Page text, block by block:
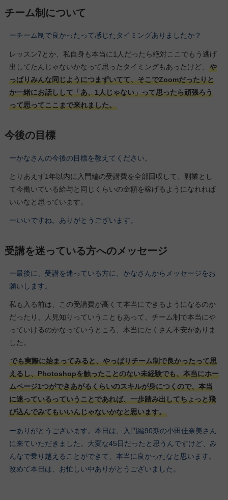
チーム制について
ーチーム制で良かったって感じたタイミングありましたか？
レッスン7とか、私自身も本当に1人だったら絶対ここでもう逃げ
出してたんじゃないかなって思ったタイミングもあったけど、
や
っぱりみんな同じようにつまずいてて、そこでZoomだったりと
か一緒にお話しして「あ、1人じゃない」って思ったら頑張ろう
って思ってここまで来れました。
今後の目標
ーかなさんの今後の目標を教えてください。
とりあえず1年以内に入門編の受講費を全部回収して、副業とし
て今働いている給与と同じくらいの金額を稼げるようになれれば
いいなと思っています。
ーいいですね。ありがとうございます。
受講を迷っている方へのメッセージ
ー最後に、受講を迷っている方に、かなさんからメッセージをお
願いします。
私も入る前は、この受講費が高くて本当にできるようになるのか
だったり、人見知りっていうこともあって、チーム制で本当にや
っていけるのかなっていうところ、本当にたくさん不安がありま
した。
でも実際に始まってみると、やっぱりチーム制で良かったって思
えるし、Photoshopを触ったことのない未経験でも、本当にホー
ムページ1つができあがるくらいのスキルが身につくので、本当
に迷っているっていうことであれば、一歩踏み出してちょっと飛
び込んでみてもいいんじゃないかなと思います。
ーありがとうございます。本日は、入門編90期の小田佳奈美さん
に来ていただきました。大変な45日だったと思うんですけど、み
んなで乗り越えることができて、本当に良かったなと思います。
改めて本日は、お忙しい中ありがとうございました。